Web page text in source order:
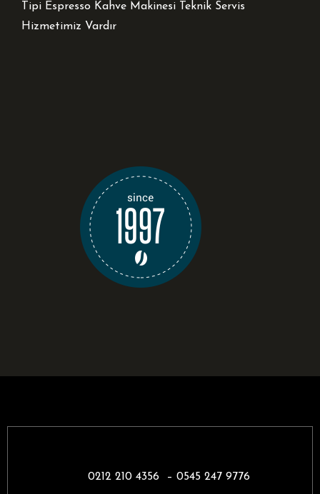
Tipi Espresso Kahve Makinesi Teknik Servis
Hizmetimiz Vardır
0212 210 4356 – 0545 247 9776